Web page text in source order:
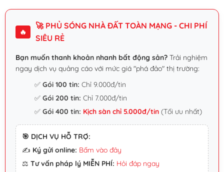
🔥
🚀 PHỦ SÓNG NHÀ ĐẤT TOÀN MẠNG - CHI PHÍ
SIÊU RẺ
Bạn muốn thanh khoản nhanh bất động sản? Trải nghiệm
ngay dịch vụ quảng cáo với mức giá "phá đảo" thị trường:
✅Gói 100 tin: Chỉ 9.000đ/tin
✅Gói 200 tin: Chỉ 7.000đ/tin
✅Gói 400 tin: Kịch sàn chỉ 5.000đ/tin (Tối ưu nhất)
🎯 DỊCH VỤ HỖ TRỢ:
✍️ Ký gửi online: Bấm vào đây
⚖️ Tư vấn pháp lý MIỄN PHÍ: Hỏi đáp ngay